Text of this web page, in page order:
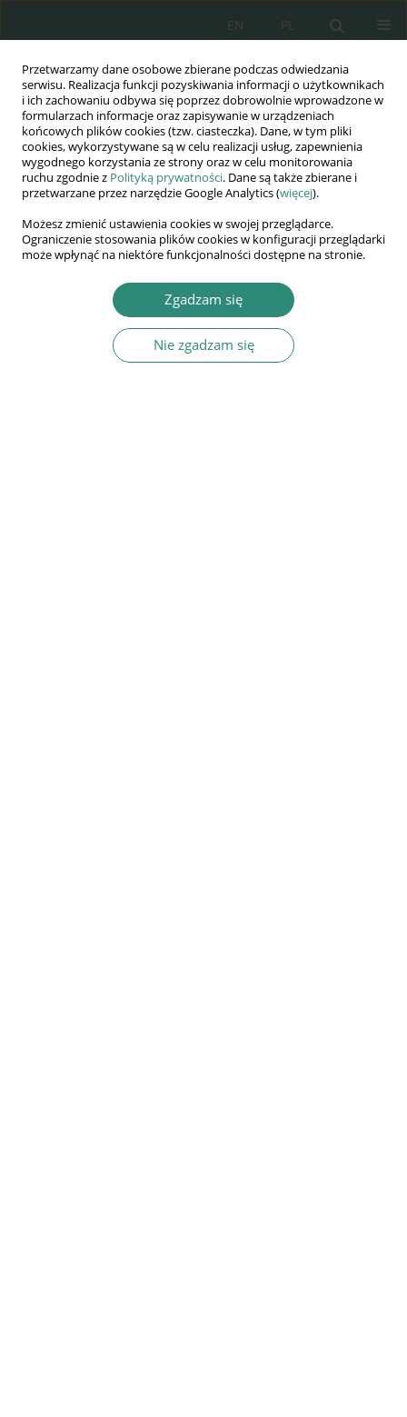
Przetwarzamy dane osobowe zbierane podczas odwiedzania
serwisu. Realizacja funkcji pozyskiwania informacji o użytkownikach
i ich zachowaniu odbywa się poprzez dobrowolnie wprowadzone w
formularzach informacje oraz zapisywanie w urządzeniach
końcowych plików cookies (tzw. ciasteczka). Dane, w tym pliki
cookies, wykorzystywane są w celu realizacji usług, zapewnienia
wygodnego korzystania ze strony oraz w celu monitorowania
ruchu zgodnie z Polityką prywatności. Dane są także zbierane i
przetwarzane przez narzędzie Google Analytics (więcej).
Możesz zmienić ustawienia cookies w swojej przeglądarce.
Ograniczenie stosowania plików cookies w konfiguracji przeglądarki
może wpłynąć na niektóre funkcjonalności dostępne na stronie.
Zgadzam się
Nie zgadzam się
PL
EN
Wydawnictwo
AWSGE
Akademia Nauk Stosowanych
WSGE
im. Alcide De Gasperi
Monika Tryboń
WPŁYW PRZEMIAN CYWILIZACYJNYCH NA